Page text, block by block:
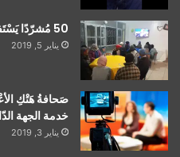
50 مُشرّدًا يَسْتَفيدُون من “عملية دفء” بخريبكة
يناير 5, 2019
صَحافةُ هَتْكِ
خدمة الجهة
يناير 3, 2019